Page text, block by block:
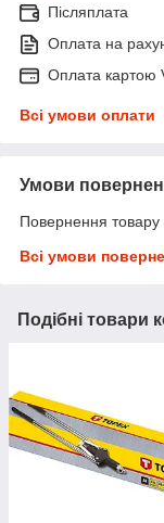
Післяплата
Оплата на
Оплата картою
Всі умови оплати
Умови
Повернення товару
Всі умови
Подібні товари